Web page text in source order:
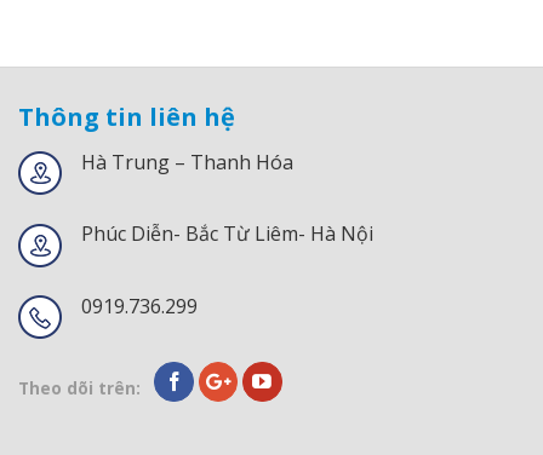
Thông tin liên hệ
Hà Trung – Thanh Hóa
Phúc Diễn- Bắc Từ Liêm- Hà Nội
0919.736.299
Theo dõi trên: